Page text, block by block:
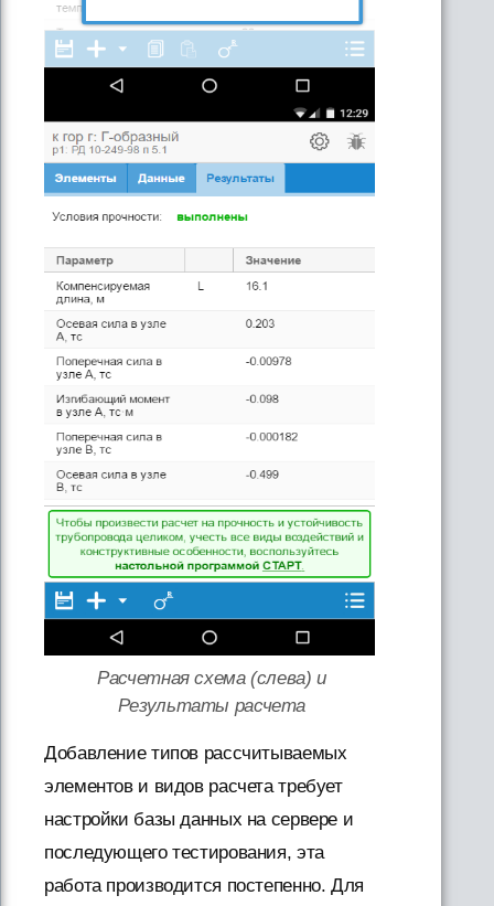
Расчетная схема(слева) и
Результаты расчета
Добавление типов рассчитываемых
элементов и видов расчета требует
настройки базы данных на сервере и
последующего тестирования, эта
работа производится постепенно. Для